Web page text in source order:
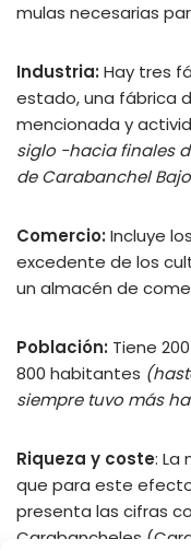
mulas necesarias
Industria: Hay tres
estado, una fábrica
mencionada y
siglo -hacia finales
de Carabanchel
Comercio: Incluye
excedente de los
un almacén de
Población: Tiene
800 habitantes
siempre tuvo más
Riqueza y coste: La
que para este
presenta las cifras
Carabancheles